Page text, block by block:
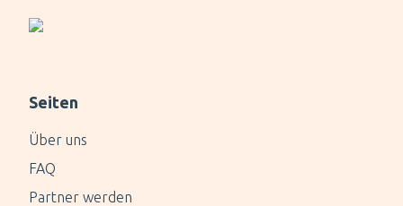
Seiten
Über uns
FAQ
Partner werden